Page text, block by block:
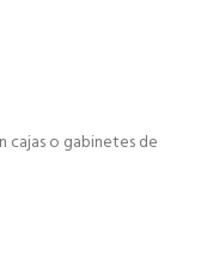
cajas o gabinetes de